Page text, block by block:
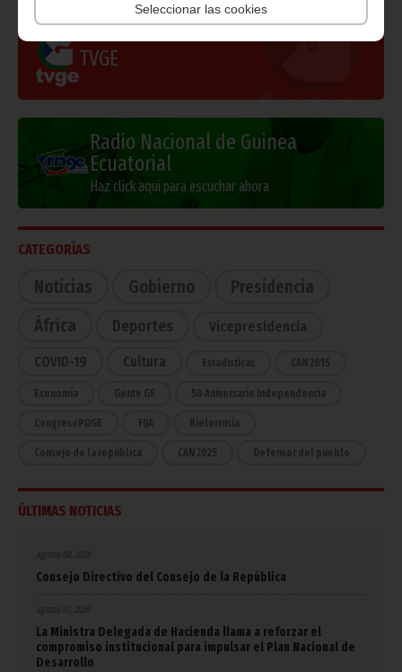
Seleccionar las cookies
TVGE
Radio Nacional de Guinea
Ecuatorial
Haz click aquí para escuchar ahora
CATEGORÍAS
Noticias Gobierno
Presidencia
África
Deportes Vicepresidencia
COVID-19 Cultura Estadísticas CAN 2015
Economía Gente GE 50 Aniversario Independencia
CongresoPDGE FIJA Bielorrusia
Consejo de la república CAN 2025 Defensor del pueblo
ÚLTIMAS NOTICIAS
agosto 08, 2026
Consejo Directivo del Consejo de la República
agosto 07, 2026
La Ministra Delegada de Hacienda llama a reforzar el
compromiso institucional para impulsar el Plan Nacional de
Desarrollo